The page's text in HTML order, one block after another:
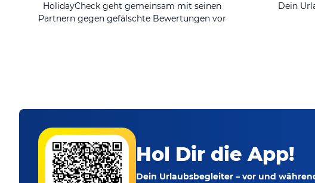
HolidayCheck geht gemeinsam mit seinen
Partnern gegen gefälschte Bewertungen vor
Dein
Hol Dir die App!
Dein Urlaubsbegleiter – vor und